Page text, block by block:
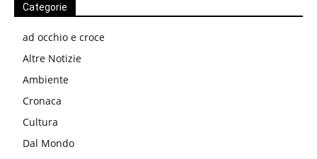
Categorie
ad occhio e croce
Altre Notizie
Ambiente
Cronaca
Cultura
Dal Mondo